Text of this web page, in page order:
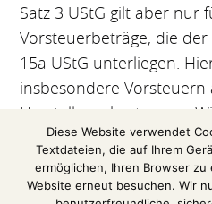
Satz 3 UStG gilt aber nur
Vorsteuerbeträge, die
15a UStG unterliegen.
insbesondere Vorsteuern
Herstellungskosten von
(Auszug aus einer
Bundesfinanzhofs)
Diese Website verwendet
Textdateien, die auf Ihrem
ermöglichen, Ihren Browser
Website erneut besuchen. Wir